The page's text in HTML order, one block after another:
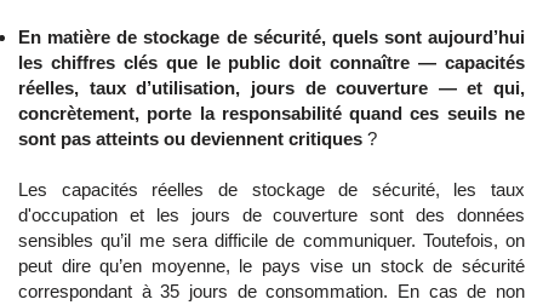
En matière de stockage de sécurité, quels sont aujourd’hui
les chiffres clés que le public doit connaître — capacités
réelles, taux d’utilisation, jours de couverture — et qui,
concrètement, porte la responsabilité quand ces seuils ne
sont pas atteints ou deviennent critiques ?
Les capacités réelles de stockage de sécurité, les taux
d'occupation et les jours de couverture sont des données
sensibles qu’il me sera difficile de communiquer. Toutefois, on
peut dire qu’en moyenne, le pays vise un stock de sécurité
correspondant à 35 jours de consommation. En cas de non